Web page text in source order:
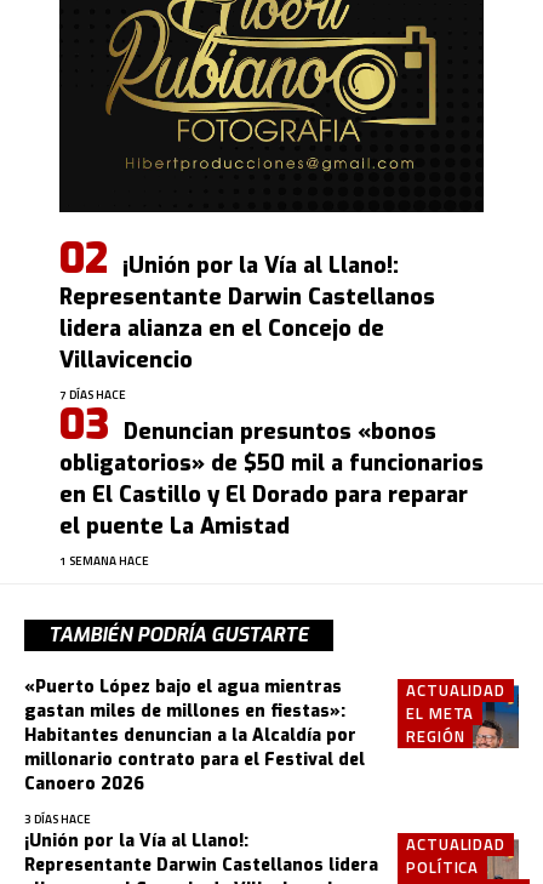
¡Unión por la Vía al Llano!:
Representante Darwin Castellanos
lidera alianza en el Concejo de
Villavicencio
7 DÍAS HACE
Denuncian presuntos «bonos
obligatorios» de $50 mil a funcionarios
en El Castillo y El Dorado para reparar
el puente La Amistad
1 SEMANA HACE
TAMBIÉN PODRÍA GUSTARTE
ACTUALIDAD
EL META
REGIÓN
«Puerto López bajo el agua mientras
gastan miles de millones en fiestas»:
Habitantes denuncian a la Alcaldía por
millonario contrato para el Festival del
Canoero 2026
3 DÍAS HACE
ACTUALIDAD
POLÍTICA
¡Unión por la Vía al Llano!:
Representante Darwin Castellanos lidera